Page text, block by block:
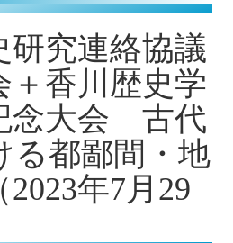
研究連絡協議
＋香川歴史学
念大会 古代
る都鄙間・地
年7月29